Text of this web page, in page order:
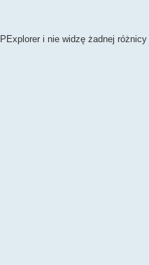
i nie widzę żadnej